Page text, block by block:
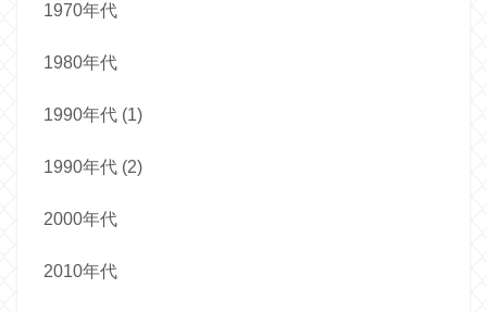
1970年代
1980年代
1990年代 (1)
1990年代 (2)
2000年代
2010年代